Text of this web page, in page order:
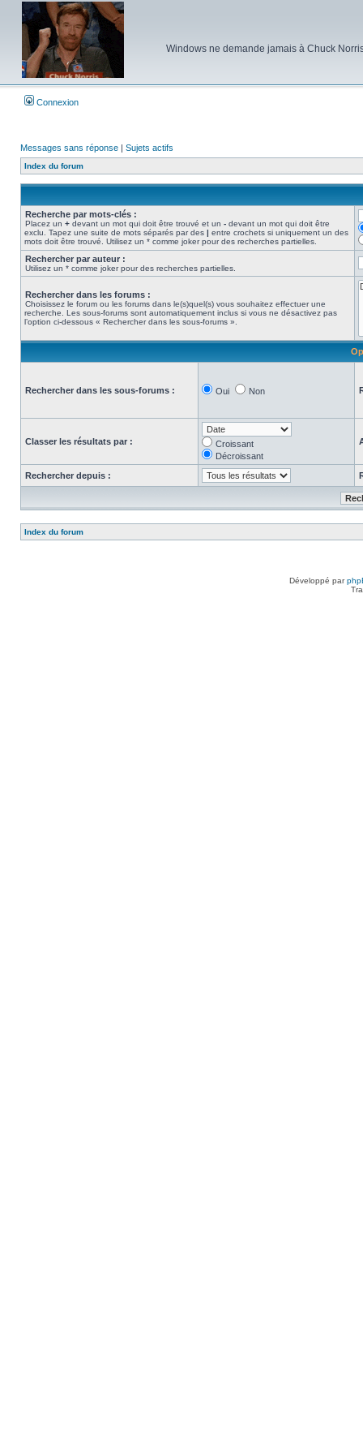
Windows ne demande jamais à Chuck
Connexion
Messages sans réponse | Sujets actifs
Index du forum
Recherche par mots-clés :
Placez un + devant un mot qui doit être trouvé et un - devant un mot qui doit être
exclu. Tapez une suite de mots séparés par des | entre crochets si uniquement un des
mots doit être trouvé. Utilisez un * comme joker pour des recherches partielles.
Rechercher par auteur :
Utilisez un * comme joker pour des recherches partielles.
Rechercher dans les forums :
Choisissez le forum ou les forums dans le(s)quel(s) vous souhaitez effectuer une
recherche. Les sous-forums sont automatiquement inclus si vous ne désactivez pas
l’option ci-dessous « Rechercher dans les sous-forums ».
Rechercher dans les sous-forums : Oui Non
Classer les résultats par :
Croissant
Décroissant
Rechercher depuis :
Index du forum
Développé par